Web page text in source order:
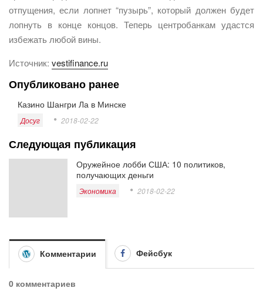
отпущения, если лопнет “пузырь”, который должен будет
лопнуть в конце концов. Теперь центробанкам удастся
избежать любой вины.
Источник: vestifinance.ru
Опубликовано ранее
Казино Шангри Ла в Минске
Досуг 2018-02-22
Следующая публикация
Оружейное лобби США: 10 политиков,
получающих деньги
Экономика 2018-02-22
Комментарии Фейсбук
0 комментариев